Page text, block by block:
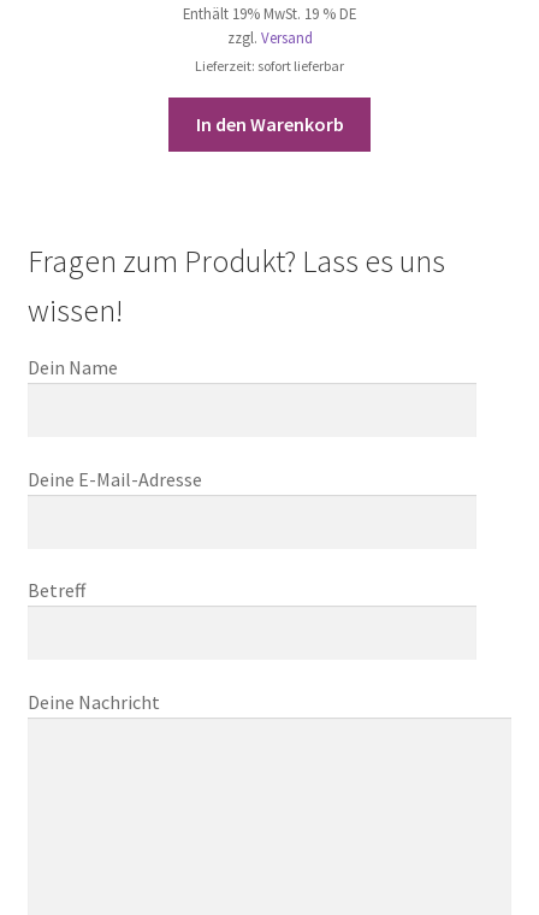
Enthält 19% MwSt. 19 % DE
zzgl. Versand
Lieferzeit: sofort lieferbar
In den Warenkorb
Fragen zum Produkt? Lass es uns
wissen!
Dein Name
Deine E-Mail-Adresse
Betreff
Deine Nachricht